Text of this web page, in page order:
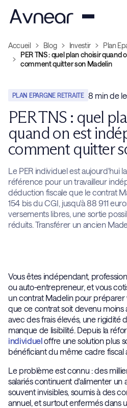
Accueil Blog Investir
Plan
PER TNS : quel plan choisir quand
comment quitter son Madelin
PLAN EPARGNE RETRAITE 8 min de
PER TNS : quel
quand on est
comment quitter
Le PER individuel est aujourd'hui
référence pour un travailleur
déduction fiscale que le contrat
154 bis du CGI, jusqu'à 88 911
versements libres, une sortie
réduits. Transférer un ancien
Vous êtes indépendant,
ou auto-entrepreneur, et vous
un contrat Madelin pour préparer
que ce contrat soit devenu moins
avec des frais élevés, une rigidité
manque de lisibilité. Depuis la
individueloffre une solution plus
bénéficiant du même cadre fiscal
Le problème est connu : des
salariés continuent d'alimenter un
souvent invisibles, soumis à des
annuel, et surtout enfermés dans